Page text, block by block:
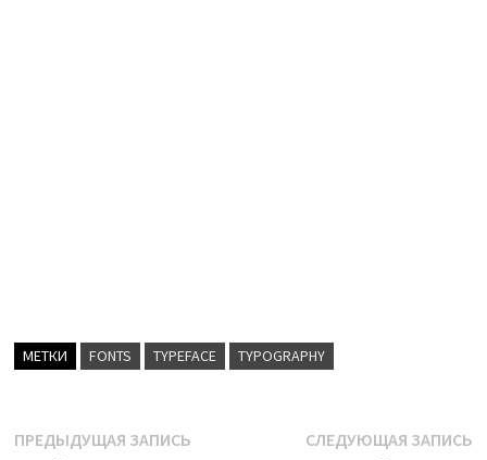
МЕТКИ FONTS TYPEFACE TYPOGRAPHY
Навигация
ПРЕДЫДУЩАЯ ЗАПИСЬ СЛЕДУЮЩАЯ ЗАПИСЬ